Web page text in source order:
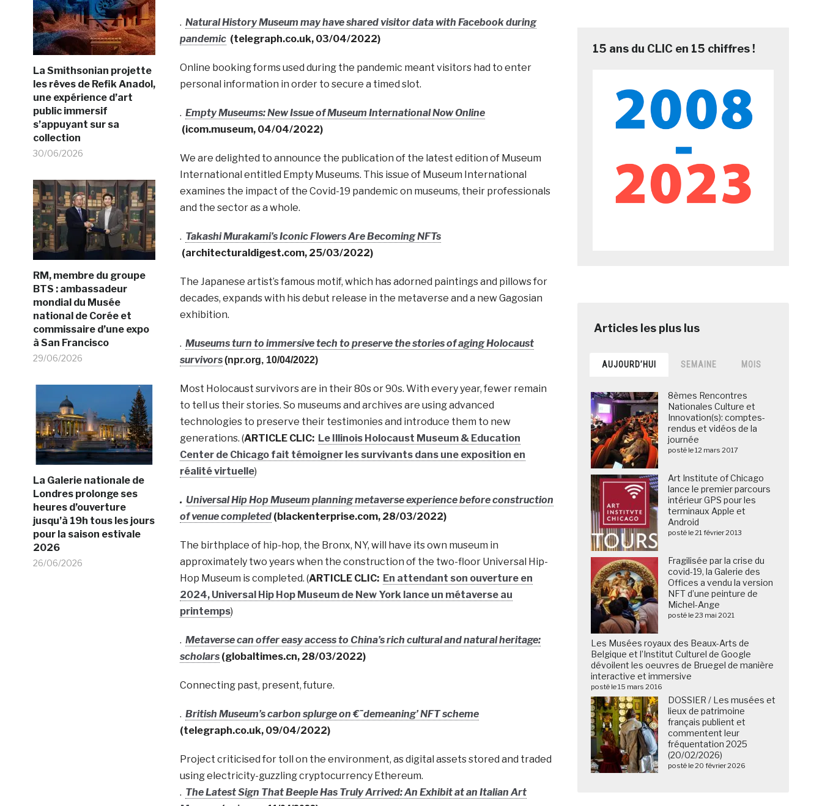
La Smithsonian projette
les rêves de Refik Anadol,
une expérience d’art
public immersif
s’appuyant sur sa
collection
30/06/2026
RM, membre du groupe
BTS : ambassadeur
mondial du Musée
national de Corée et
commissaire d’une expo
à San Francisco
29/06/2026
La Galerie nationale de
Londres prolonge ses
heures d’ouverture
jusqu’à 19h tous les jours
pour la saison estivale
2026
26/06/2026
. Natural History Museum may have shared visitor data with Facebook during
pandemic (telegraph.co.uk, 03/04/2022)
Online booking forms used during the pandemic meant visitors had to enter
personal information in order to secure a timed slot.
. Empty Museums: New Issue of Museum International Now Online
(icom.museum, 04/04/2022)
We are delighted to announce the publication of the latest edition of Museum
International entitled Empty Museums. This issue of Museum International
examines the impact of the Covid-19 pandemic on museums, their professionals
and the sector as a whole.
. Takashi Murakami’s Iconic Flowers Are Becoming NFTs
(architecturaldigest.com, 25/03/2022)
The Japanese artist’s famous motif, which has adorned paintings and pillows for
decades, expands with his debut release in the metaverse and a new Gagosian
exhibition.
. Museums turn to immersive tech to preserve the stories of aging Holocaust
survivors(npr.org, 10/04/2022)
Most Holocaust survivors are in their 80s or 90s. With every year, fewer remain
to tell us their stories. So museums and archives are using advanced
technologies to preserve their testimonies and introduce them to new
generations. (ARTICLE CLIC: Le Illinois Holocaust Museum & Education
Center de Chicago fait témoigner les survivants dans une exposition en
réalité virtuelle)
. Universal Hip Hop Museum planning metaverse experience before construction
of venue completed (blackenterprise.com, 28/03/2022)
The birthplace of hip-hop, the Bronx, NY, will have its own museum in
approximately two years when the construction of the two-floor Universal Hip-
Hop Museum is completed. (ARTICLE CLIC: En attendant son ouverture en
2024, Universal Hip Hop Museum de New York lance un métaverse au
printemps)
. Metaverse can offer easy access to China’s rich cultural and natural heritage:
scholars (globaltimes.cn, 28/03/2022)
Connecting past, present, future.
. British Museum’s carbon splurge on €˜demeaning’ NFT scheme
(telegraph.co.uk, 09/04/2022)
Project criticised for toll on the environment, as digital assets stored and traded
using electricity-guzzling cryptocurrency Ethereum.
. The Latest Sign That Beeple Has Truly Arrived: An Exhibit at an Italian Art
15 ans du CLIC en 15 chiffres !
AUJOURD’HUI SEMAINE MOIS
8èmes Rencontres
Nationales Culture et
Innovation(s): comptes-
rendus et vidéos de la
journée
posté le 12 mars 2017
Art Institute of Chicago
lance le premier parcours
intérieur GPS pour les
terminaux Apple et
Android
posté le 21 février 2013
Fragilisée par la crise du
covid-19, la Galerie des
Offices a vendu la version
NFT d’une peinture de
Michel-Ange
posté le 23 mai 2021
Les Musées royaux des Beaux-Arts de
Belgique et l’Institut Culturel de Google
dévoilent les oeuvres de Bruegel de manière
interactive et immersive
posté le 15 mars 2016
DOSSIER / Les musées et
lieux de patrimoine
français publient et
commentent leur
fréquentation 2025
(20/02/2026)
posté le 20 février 2026